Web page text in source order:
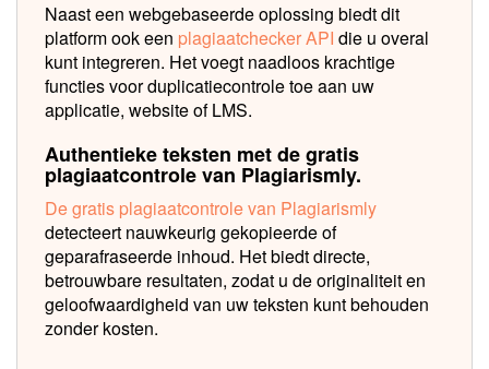
Naast een webgebaseerde oplossing biedt dit
platform ook een plagiaatchecker API die u overal
kunt integreren. Het voegt naadloos krachtige
functies voor duplicatiecontrole toe aan uw
applicatie, website of LMS.
Authentieke teksten met de gratis
plagiaatcontrole van Plagiarismly.
De gratis plagiaatcontrole van Plagiarismly
detecteert nauwkeurig gekopieerde of
geparafraseerde inhoud. Het biedt directe,
betrouwbare resultaten, zodat u de originaliteit en
geloofwaardigheid van uw teksten kunt behouden
zonder kosten.